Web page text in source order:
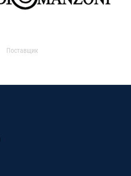
Поставщик